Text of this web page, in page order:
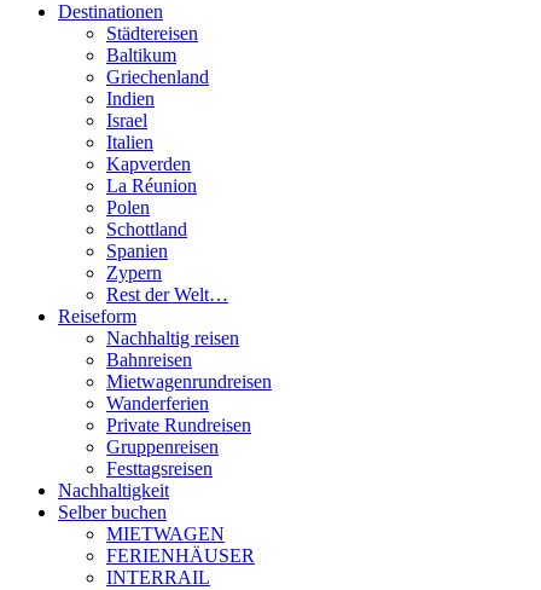
Destinationen
Städtereisen
Baltikum
Griechenland
Indien
Israel
Italien
Kapverden
La Réunion
Polen
Schottland
Spanien
Zypern
Rest der Welt…
Reiseform
Nachhaltig reisen
Bahnreisen
Mietwagenrundreisen
Wanderferien
Private Rundreisen
Gruppenreisen
Festtagsreisen
Nachhaltigkeit
Selber buchen
MIETWAGEN
FERIENHÄUSER
INTERRAIL